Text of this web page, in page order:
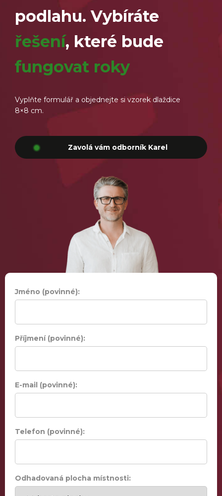
podlahu. Vybíráte
řešení, které bude
fungovat roky
Vyplňte formulář a objednejte si vzorek dlaždice
8×8 cm.
Zavolá vám odborník Karel
Jméno (povinné):
Příjmení (povinné):
E-mail (povinné):
Telefon (povinné):
Odhadovaná plocha místnosti: